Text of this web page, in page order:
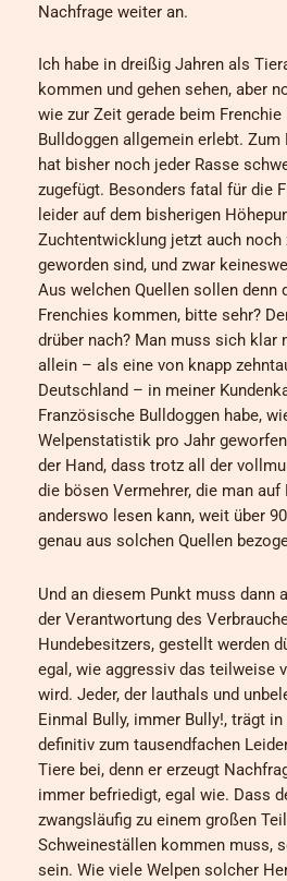
Nachfrage weiter an.
Ich habe in dreißig Jahren als
kommen und gehen sehen, aber
wie zur Zeit gerade beim Frenchie
Bulldoggen allgemein erlebt. Zum
hat bisher noch jeder Rasse
zugefügt. Besonders fatal für die
leider auf dem bisherigen
Zuchtentwicklung jetzt auch noch
geworden sind, und zwar
Aus welchen Quellen sollen denn
Frenchies kommen, bitte sehr?
drüber nach? Man muss sich klar
allein – als eine von knapp
Deutschland – in meiner
Französische Bulldoggen habe,
Welpenstatistik pro Jahr
der Hand, dass trotz all der
die bösen Vermehrer, die man auf
anderswo lesen kann, weit über
genau aus solchen Quellen
Und an diesem Punkt muss dann
der Verantwortung des
Hundebesitzers, gestellt werden
egal, wie aggressiv das teilweise
wird. Jeder, der lauthals und
Einmal Bully, immer Bully!, trägt
definitiv zum tausendfachen
Tiere bei, denn er erzeugt
immer befriedigt, egal wie. Dass
zwangsläufig zu einem großen
Schweineställen kommen muss,
sein. Wie viele Welpen solcher